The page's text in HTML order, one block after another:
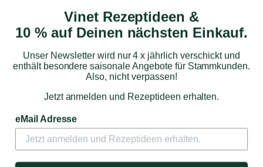
Mehr
Mehr
Vinet Rezeptideen &
10 % auf Deinen nächsten Einkauf.
Unser Newsletter wird nur 4 x jährlich verschickt und
enthält besondere saisonale Angebote für Stammkunden.
Also, nicht verpassen!
Jetzt anmelden und Rezeptideen erhalten.
eMail Adresse